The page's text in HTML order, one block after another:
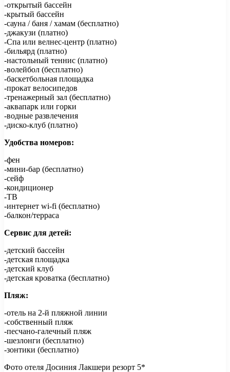
-открытый бассейн
-крытый бассейн
-сауна / баня / хамам (бесплатно)
-джакузи (платно)
-Спа или велнес-центр (платно)
-бильярд (платно)
-настольный теннис (платно)
-волейбол (бесплатно)
-баскетбольная площадка
-прокат велосипедов
-тренажерный зал (бесплатно)
-аквапарк или горки
-водные развлечения
-диско-клуб (платно)
Удобства номеров:
-фен
-мини-бар (бесплатно)
-сейф
-кондиционер
-ТВ
-интернет wi-fi (бесплатно)
-балкон/терраса
Сервис для детей:
-детский бассейн
-детская площадка
-детский клуб
-детская кроватка (бесплатно)
Пляж:
-отель на 2-й пляжной линии
-собственный пляж
-песчано-галечный пляж
-шезлонги (бесплатно)
-зонтики (бесплатно)
Фото отеля Досиния Лакшери резорт 5*